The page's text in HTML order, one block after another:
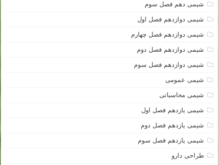
شیمی دهم فصل سوم
شیمی دوازدهم فصل اول
شیمی دوازدهم فصل چهارم
شیمی دوازدهم فصل دوم
شیمی دوازدهم فصل سوم
شیمی عمومی
شیمی محاسباتی
شیمی یازدهم فصل اول
شیمی یازدهم فصل دوم
شیمی یازدهم فصل سوم
طراحی دارو